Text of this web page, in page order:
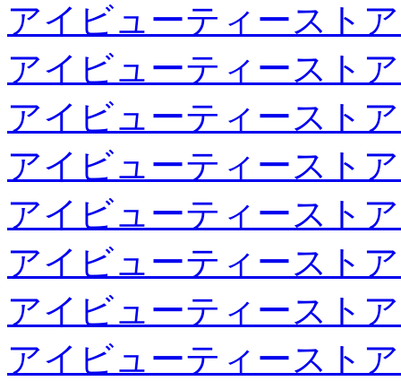
アイビューティースト
アイビューティースト
アイビューティースト
アイビューティースト
アイビューティースト
アイビューティースト
アイビューティースト
アイビューティースト